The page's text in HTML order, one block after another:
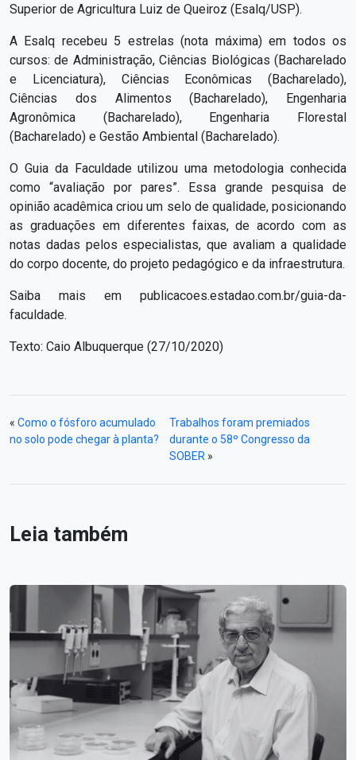
Superior de Agricultura Luiz de Queiroz (Esalq/USP).
A Esalq recebeu 5 estrelas (nota máxima) em todos os
cursos: de Administração, Ciências Biológicas (Bacharelado
e Licenciatura), Ciências Econômicas (Bacharelado),
Ciências dos Alimentos (Bacharelado), Engenharia
Agronômica (Bacharelado), Engenharia Florestal
(Bacharelado) e Gestão Ambiental (Bacharelado).
O Guia da Faculdade utilizou uma metodologia conhecida
como “avaliação por pares”. Essa grande pesquisa de
opinião acadêmica criou um selo de qualidade, posicionando
as graduações em diferentes faixas, de acordo com as
notas dadas pelos especialistas, que avaliam a qualidade
do corpo docente, do projeto pedagógico e da infraestrutura.
Saiba mais em publicacoes.estadao.com.br/guia-da-
faculdade.
Texto: Caio Albuquerque (27/10/2020)
« Como o fósforo acumulado
no solo pode chegar à planta?
Trabalhos foram premiados
durante o 58º Congresso da
SOBER »
Leia também